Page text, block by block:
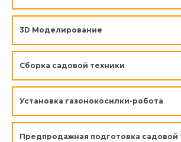
3D Моделирование
Сборка садовой техники
Установка газонокосилки-робота
Предпродажная подготовка садовой